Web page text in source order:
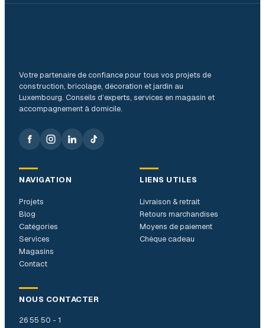
Votre partenaire de confiance pour tous vos projets de
construction, bricolage, décoration et jardin au
Luxembourg. Conseils d’experts, services en magasin et
accompagnement à domicile.
NAVIGATION
Projets
Blog
Catégories
Services
Magasins
Contact
LIENS UTILES
Livraison & retrait
Retours marchandises
Moyens de paiement
Chèque cadeau
NOUS CONTACTER
26 55 50 - 1